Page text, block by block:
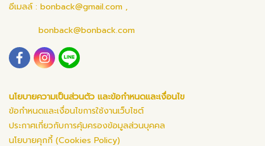
อีเมลล์ : bonback@gmail.com ,
bonback@bonback.com
นโยบายความเป็นส่วนตัว และข้อกำหนดและเงื่อนไข
ข้อกำหนดและเงื่อนไขการใช้งานเว็บไซต์
ประกาศเกี่ยวกับการคุ้มครองข้อมูลส่วนบุคคล
นโยบายคุกกี้ (Cookies Policy)